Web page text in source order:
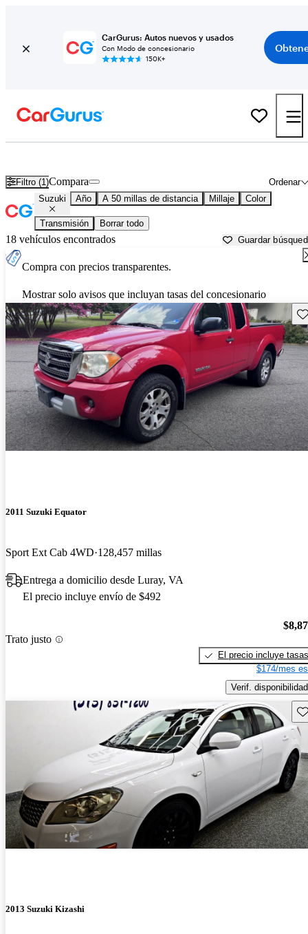
CarGurus: Autos nuevos y usados
Con Modo de concesionario
150K+
Filtro (1) Ordenar
Compara
Suzuki Año A 50 millas de distancia Millaje Color
Transmisión Borrar todo
18 vehículos encontrados Guardar
Compra con precios transparentes.
Mostrar solo avisos que incluyan tasas del concesionario
2011 Suzuki Equator
Sport Ext Cab 4WD 128,457 millas
Entrega a domicilio desde Luray, VA
El precio incluye envío de $492
Trato justo
El precio incluye tasas
$174/mes
Verif. disponibilidad
2013 Suzuki Kizashi